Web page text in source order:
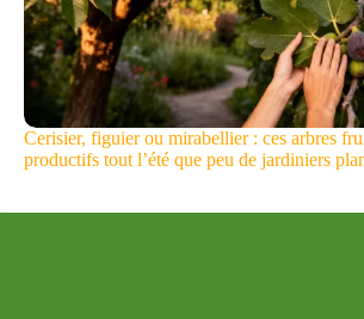
Cerisier, figuier ou mirabellier : ces arbres
productifs tout l’été que peu de jardiniers